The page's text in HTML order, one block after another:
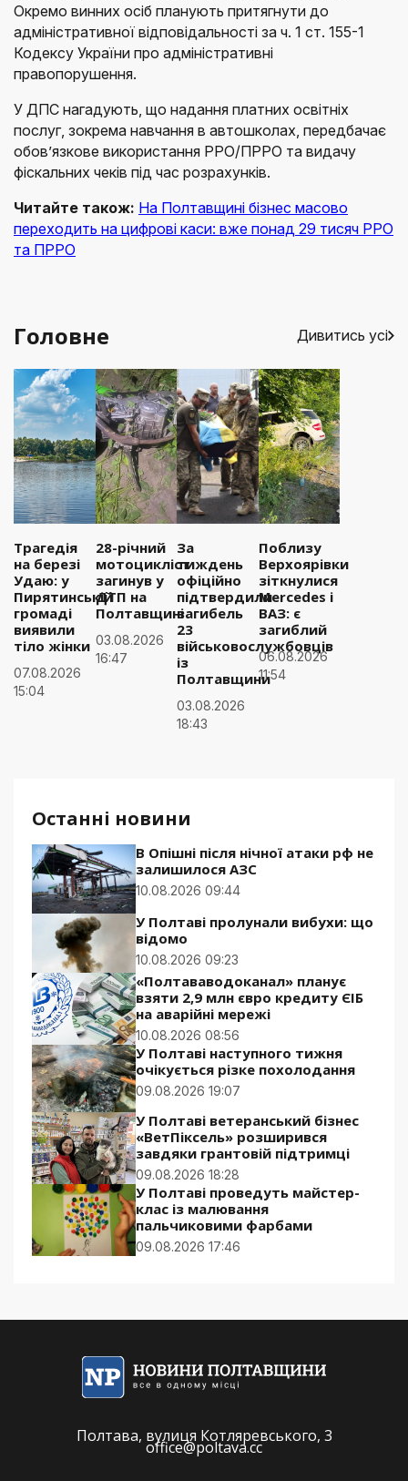
Окремо винних осіб планують притягнути до
адміністративної відповідальності за ч. 1 ст. 155-1
Кодексу України про адміністративні
правопорушення.
У ДПС нагадують, що надання платних освітніх
послуг, зокрема навчання в автошколах, передбачає
обов’язкове використання РРО/ПРРО та видачу
фіскальних чеків під час розрахунків.
Читайте також: На Полтавщині бізнес масово
переходить на цифрові каси: вже понад 29 тисяч РРО
та ПРРО
Останні новини
В Опішні після нічної атаки рф не
залишилося АЗС
10.08.2026 09:44
У Полтаві пролунали вибухи: що
відомо
10.08.2026 09:23
«Полтававодоканал» планує
взяти 2,9 млн євро кредиту ЄІБ
на аварійні мережі
10.08.2026 08:56
У Полтаві наступного тижня
очікується різке похолодання
09.08.2026 19:07
У Полтаві ветеранський бізнес
«ВетПіксель» розширився
завдяки грантовій підтримці
09.08.2026 18:28
У Полтаві проведуть майстер-
клас із малювання
пальчиковими фарбами
09.08.2026 17:46
Головне Дивитись усі
Трагедія
на березі
Удаю: у
Пирятинській
громаді
виявили
тіло жінки
07.08.2026
15:04
28-річний
мотоцикліст
загинув у
ДТП на
Полтавщині
03.08.2026
16:47
За
тиждень
офіційно
підтвердили
загибель
23
військовослужбовців
із
Полтавщини
03.08.2026
18:43
Поблизу
Верхоярівки
зіткнулися
Mercedes і
ВАЗ: є
загиблий
06.08.2026
11:54
Полтава, вулиця Котляревського, 3
office@poltava.cc